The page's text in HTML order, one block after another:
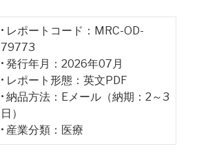
• レポートコード：MRC-OD-
79773
• 発行年月：2026年07月
• レポート形態：英文PDF
• 納品方法：Eメール（納期：2～3
日）
• 産業分類：医療